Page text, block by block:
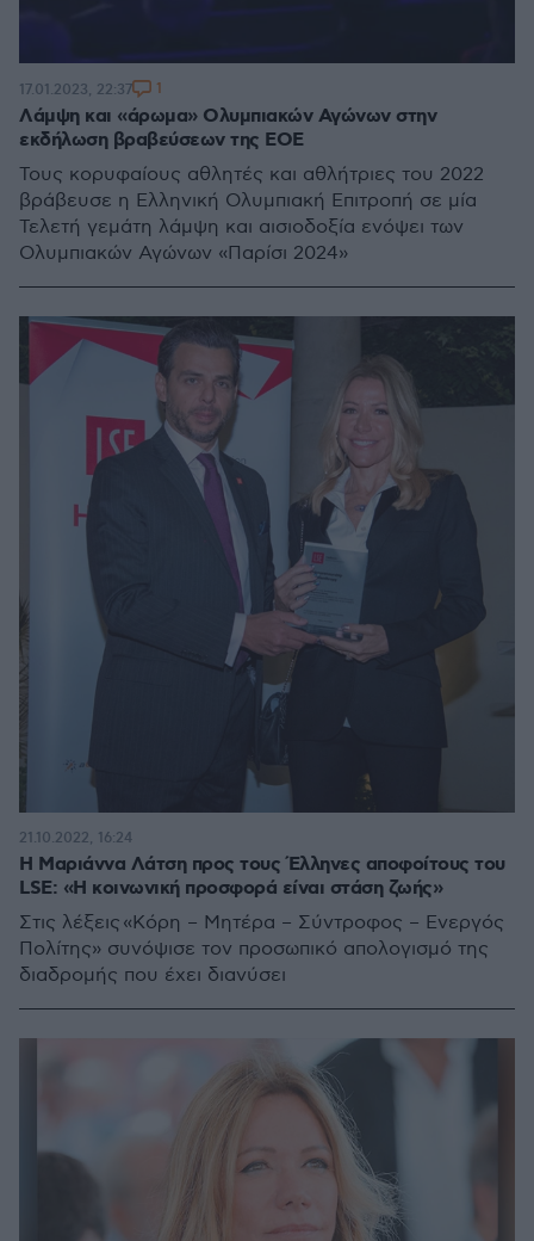
Λάμψη και «άρωμα» Ολυμπιακών Αγώνων στην
εκδήλωση βραβεύσεων της ΕΟΕ
Τους κορυφαίους αθλητές και αθλήτριες του 2022
βράβευσε η Ελληνική Ολυμπιακή Επιτροπή σε μία
Τελετή γεμάτη λάμψη και αισιοδοξία ενόψει των
Ολυμπιακών Αγώνων «Παρίσι 2024»
17.01.2023, 22:37 1
Η Μαριάννα Λάτση προς τους Έλληνες αποφοίτους του
LSE: «Η κοινωνική προσφορά είναι στάση ζωής»
Στις λέξεις «Kόρη – Μητέρα – Σύντροφος – Ενεργός
Πολίτης» συνόψισε τον προσωπικό απολογισμό της
διαδρομής που έχει διανύσει
21.10.2022, 16:24